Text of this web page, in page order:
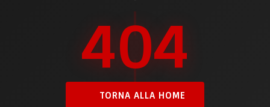
404
TORNA ALLA HOME